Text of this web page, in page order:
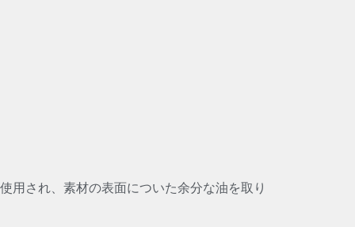
用され、素材の表面についた余分な油を取り